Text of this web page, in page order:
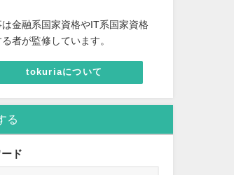
は金融系国家資格やIT系国家資格
者が監修しています。
tokuriaについて
る
ド